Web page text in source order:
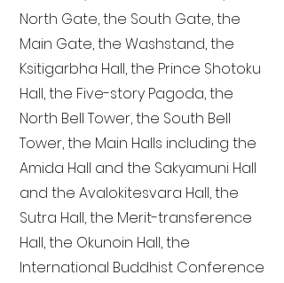
North Gate, the South Gate, the
Main Gate, the Washstand, the
Ksitigarbha Hall, the Prince Shotoku
Hall, the Five-story Pagoda, the
North Bell Tower, the South Bell
Tower, the Main Halls including the
Amida Hall and the Sakyamuni Hall
and the Avalokitesvara Hall, the
Sutra Hall, the Merit-transference
Hall, the Okunoin Hall, the
International Buddhist Conference